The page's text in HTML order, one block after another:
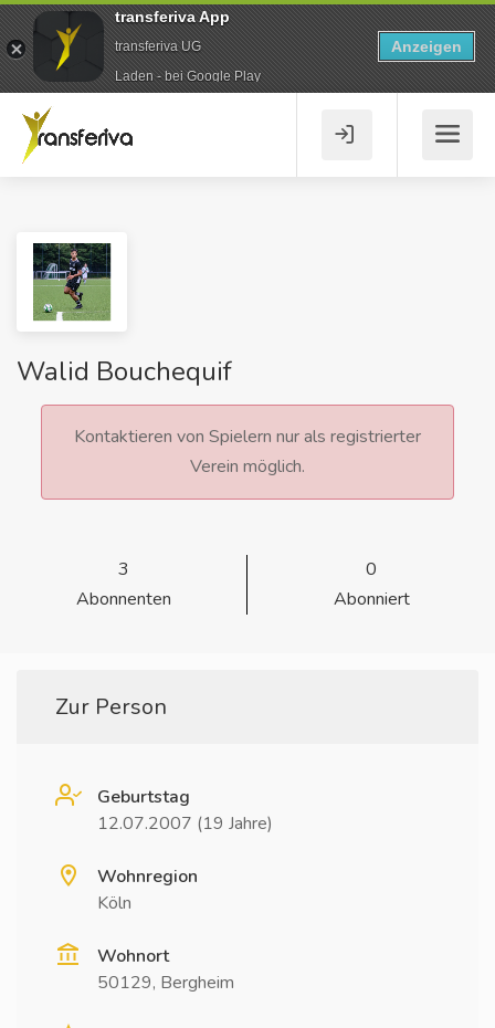
Walid Bouchequif
Kontaktieren von Spielern nur als registrierter
Verein möglich.
3
Abonnenten
0
Abonniert
Zur Person
Geburtstag
12.07.2007 (19 Jahre)
Wohnregion
Köln
Wohnort
50129, Bergheim
transferiva App
transferiva UG
Laden - bei Google Play
Anzeigen